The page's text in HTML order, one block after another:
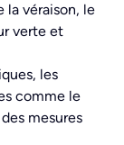
la véraison, le
verte et
les
comme le
mesures